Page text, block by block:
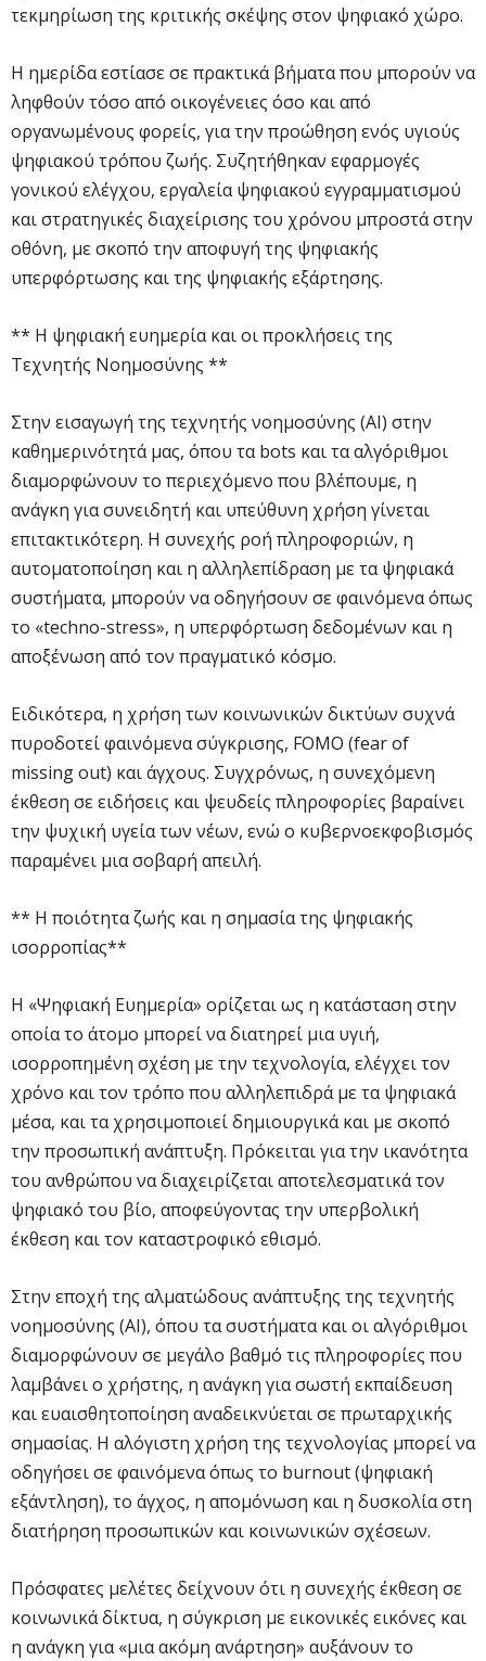
τεκμηρίωση της κριτικής σκέψης στον ψηφιακό χώρο.
Η ημερίδα εστίασε σε πρακτικά βήματα που μπορούν να
ληφθούν τόσο από οικογένειες όσο και από
οργανωμένους φορείς, για την προώθηση ενός υγιούς
ψηφιακού τρόπου ζωής. Συζητήθηκαν εφαρμογές
γονικού ελέγχου, εργαλεία ψηφιακού εγγραμματισμού
και στρατηγικές διαχείρισης του χρόνου μπροστά στην
οθόνη, με σκοπό την αποφυγή της ψηφιακής
υπερφόρτωσης και της ψηφιακής εξάρτησης.
** Η ψηφιακή ευημερία και οι προκλήσεις της
Τεχνητής Νοημοσύνης **
Στην εισαγωγή της τεχνητής νοημοσύνης (AI) στην
καθημερινότητά μας, όπου τα bots και τα αλγόριθμοι
διαμορφώνουν το περιεχόμενο που βλέπουμε, η
ανάγκη για συνειδητή και υπεύθυνη χρήση γίνεται
επιτακτικότερη. Η συνεχής ροή πληροφοριών, η
αυτοματοποίηση και η αλληλεπίδραση με τα ψηφιακά
συστήματα, μπορούν να οδηγήσουν σε φαινόμενα όπως
το «techno-stress», η υπερφόρτωση δεδομένων και η
αποξένωση από τον πραγματικό κόσμο.
Ειδικότερα, η χρήση των κοινωνικών δικτύων συχνά
πυροδοτεί φαινόμενα σύγκρισης, FOMO (fear of
missing out) και άγχους. Συγχρόνως, η συνεχόμενη
έκθεση σε ειδήσεις και ψευδείς πληροφορίες βαραίνει
την ψυχική υγεία των νέων, ενώ ο κυβερνοεκφοβισμός
παραμένει μια σοβαρή απειλή.
** Η ποιότητα ζωής και η σημασία της ψηφιακής
ισορροπίας**
Η «Ψηφιακή Ευημερία» ορίζεται ως η κατάσταση στην
οποία το άτομο μπορεί να διατηρεί μια υγιή,
ισορροπημένη σχέση με την τεχνολογία, ελέγχει τον
χρόνο και τον τρόπο που αλληλεπιδρά με τα ψηφιακά
μέσα, και τα χρησιμοποιεί δημιουργικά και με σκοπό
την προσωπική ανάπτυξη. Πρόκειται για την ικανότητα
του ανθρώπου να διαχειρίζεται αποτελεσματικά τον
ψηφιακό του βίο, αποφεύγοντας την υπερβολική
έκθεση και τον καταστροφικό εθισμό.
Στην εποχή της αλματώδους ανάπτυξης της τεχνητής
νοημοσύνης (AI), όπου τα συστήματα και οι αλγόριθμοι
διαμορφώνουν σε μεγάλο βαθμό τις πληροφορίες που
λαμβάνει ο χρήστης, η ανάγκη για σωστή εκπαίδευση
και ευαισθητοποίηση αναδεικνύεται σε πρωταρχικής
σημασίας. Η αλόγιστη χρήση της τεχνολογίας μπορεί να
οδηγήσει σε φαινόμενα όπως το burnout (ψηφιακή
εξάντληση), το άγχος, η απομόνωση και η δυσκολία στη
διατήρηση προσωπικών και κοινωνικών σχέσεων.
Πρόσφατες μελέτες δείχνουν ότι η συνεχής έκθεση σε
κοινωνικά δίκτυα, η σύγκριση με εικονικές εικόνες και
η ανάγκη για «μια ακόμη ανάρτηση» αυξάνουν το